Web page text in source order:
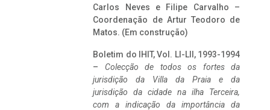
Carlos Neves e Filipe Carvalho –
Coordenação de Artur Teodoro de
Matos. (Em construção)
Boletim do IHIT, Vol. LI-LII, 1993-1994
– Colecção de todos os fortes da
jurisdição da Villa da Praia e da
jurisdição da cidade na ilha Terceira,
com a indicação da importância da